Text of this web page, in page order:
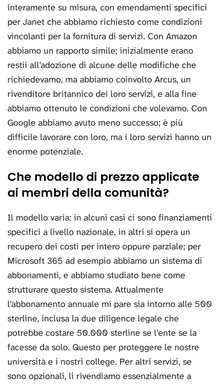
interamente su misura, con emendamenti specifici
per Janet che abbiamo richiesto come condizioni
vincolanti per la fornitura di servizi. Con Amazon
abbiamo un rapporto simile; inizialmente erano
restii all’adozione di alcune delle modifiche che
richiedevamo, ma abbiamo coinvolto Arcus, un
rivenditore britannico dei loro servizi, e alla fine
abbiamo ottenuto le condizioni che volevamo. Con
Google abbiamo avuto meno successo; è più
difficile lavorare con loro, ma i loro servizi hanno un
enorme potenziale.
Che modello di prezzo applicate
ai membri della comunità?
Il modello varia: in alcuni casi ci sono finanziamenti
specifici a livello nazionale, in altri si opera un
recupero dei costi per intero oppure parziale; per
Microsoft 365 ad esempio abbiamo un sistema di
abbonamenti, e abbiamo studiato bene come
strutturare questo sistema. Attualmente
l’abbonamento annuale mi pare sia intorno alle 500
sterline, inclusa la due diligence legale che
potrebbe costare 50.000 sterline se l’ente se la
facesse da solo. Questo per proteggere le nostre
università e i nostri college. Per altri servizi, se
sono opzionali, li rivendiamo essenzialmente a